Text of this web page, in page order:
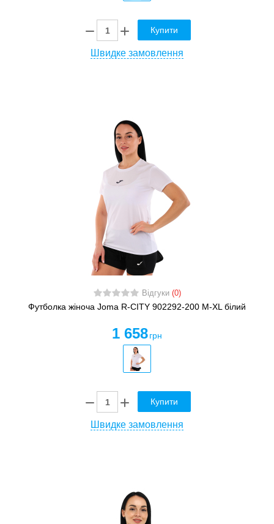
Купити
Швидке замовлення
Відгуки (0)
Футболка жіноча Joma R-CITY 902292-200 M-XL білий
1 658 грн
Купити
Швидке замовлення